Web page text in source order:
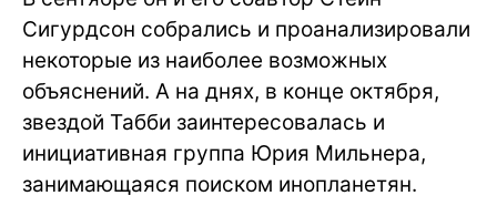
Сигурдсон собрались и проанализировали
некоторые из наиболее возможных
объяснений. А на днях, в конце октября,
звездой Табби заинтересовалась и
инициативная группа Юрия Мильнера,
занимающаяся поиском инопланетян.